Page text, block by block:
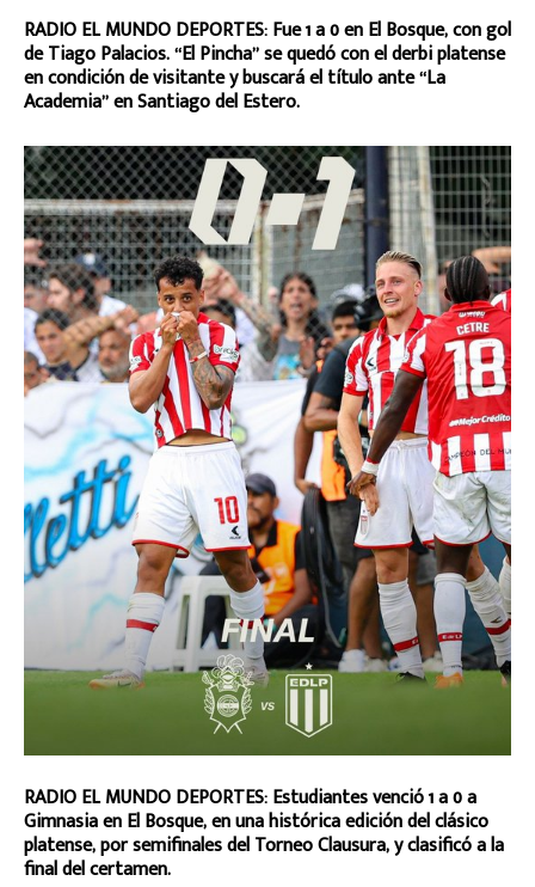
RADIO EL MUNDO DEPORTES: Fue 1 a 0 en El Bosque, con gol
de Tiago Palacios. “El Pincha” se quedó con el derbi platense
en condición de visitante y buscará el título ante “La
Academia” en Santiago del Estero.
RADIO EL MUNDO DEPORTES: Estudiantes venció 1 a 0 a
Gimnasia en El Bosque, en una histórica edición del clásico
platense, por semifinales del Torneo Clausura, y clasificó a la
final del certamen.